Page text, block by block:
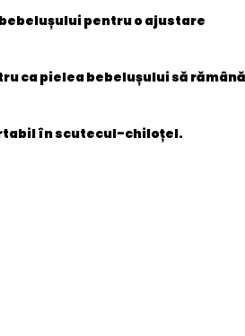
pentru o ajustare
ca pielea bebelușului să rămână
în scutecul-chiloțel.